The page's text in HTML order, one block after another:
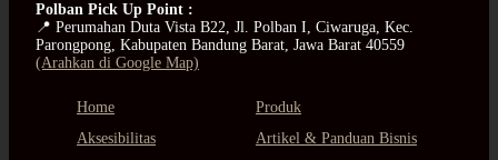
Polban Pick Up Point :
📍 Perumahan Duta Vista B22, Jl. Polban I, Ciwaruga, Kec.
Parongpong, Kabupaten Bandung Barat, Jawa Barat 40559
(Arahkan di Google Map)
Home
Produk
Aksesibilitas
Artikel & Panduan Bisnis